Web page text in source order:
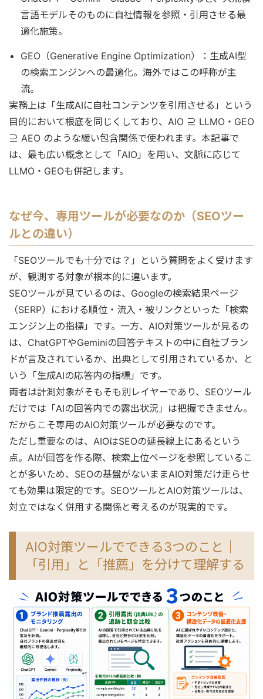
言語モデルそのものに自社情報を参照・引用させる最
適化施策。
GEO（Generative Engine Optimization）：生成AI型
の検索エンジンへの最適化。海外ではこの呼称が主
流。
実務上は「生成AIに自社コンテンツを引用させる」という
目的において根底を同じくしており、AIO ⊇ LLMO・GEO
⊇ AEO のような緩い包含関係で使われます。本記事で
は、最も広い概念として「AIO」を用い、文脈に応じて
LLMO・GEOも併記します。
なぜ今、専用ツールが必要なのか（SEOツー
ルとの違い）
「SEOツールでも十分では？」という質問をよく受けます
が、観測する対象が根本的に違います。
SEOツールが見ているのは、Googleの検索結果ページ
（SERP）における順位・流入・被リンクといった「検索
エンジン上の指標」です。一方、AIO対策ツールが見るの
は、ChatGPTやGeminiの回答テキストの中に自社ブラン
ドが言及されているか、出典として引用されているか、と
いう「生成AIの応答内の指標」です。
両者は計測対象がそもそも別レイヤーであり、SEOツール
だけでは「AIの回答内での露出状況」は把握できません。
だからこそ専用のAIO対策ツールが必要なのです。
ただし重要なのは、AIOはSEOの延長線上にあるという
点。AIが回答を作る際、検索上位ページを参照しているこ
とが多いため、SEOの基盤がないままAIO対策だけ走らせ
ても効果は限定的です。SEOツールとAIO対策ツールは、
対立ではなく併用する関係と考えるのが現実的です。
AIO対策ツールでできる3つのこと｜
「引用」と「推薦」を分けて理解する